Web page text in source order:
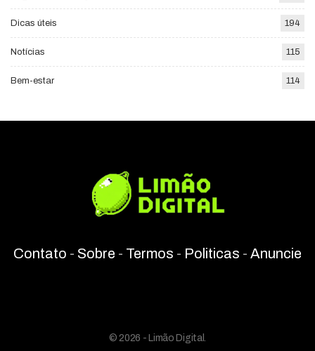
Dicas úteis 194
Notícias 115
Bem-estar 114
Contato - Sobre - Termos - Politicas - Anuncie
© 2026 - Limão Digital.